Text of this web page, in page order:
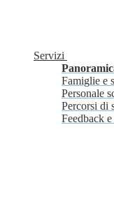
Servizi
Famiglie e
Personale
Percorsi di
Feedback